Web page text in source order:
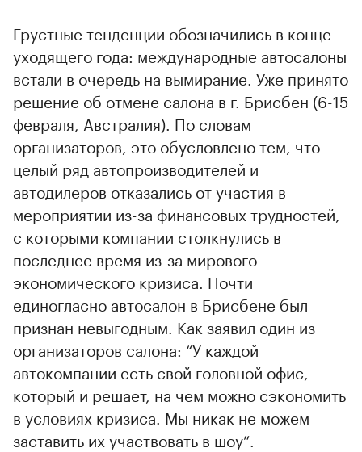
Грустные тенденции обозначились в конце
уходящего года: международные автосалоны
встали в очередь на вымирание. Уже принято
решение об отмене салона в г. Брисбен (6-15
февраля, Австралия). По словам
организаторов, это обусловлено тем, что
целый ряд автопроизводителей и
автодилеров отказались от участия в
мероприятии из-за финансовых трудностей,
с которыми компании столкнулись в
последнее время из-за мирового
экономического кризиса. Почти
единогласно автосалон в Брисбене был
признан невыгодным. Как заявил один из
организаторов салона: “У каждой
автокомпании есть свой головной офис,
который и решает, на чем можно сэкономить
в условиях кризиса. Мы никак не можем
заставить их участвовать в шоу”.